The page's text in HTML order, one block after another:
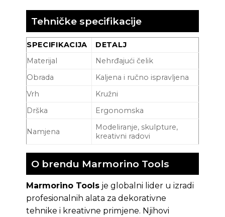
Tehničke specifikacije
SPECIFIKACIJA
DETALJ
Materijal
Nehrđajući čelik
Obrada
Kaljena i ručno ispravljena
Vrh
Kružni
Drška
Ergonomska
Namjena
Modeliranje, skulpture,
kreativni radovi
O brendu Marmorino Tools
Marmorino Toolsje globalni lider u izradi
profesionalnih alata za dekorativne
tehnike i kreativne primjene. Njihovi